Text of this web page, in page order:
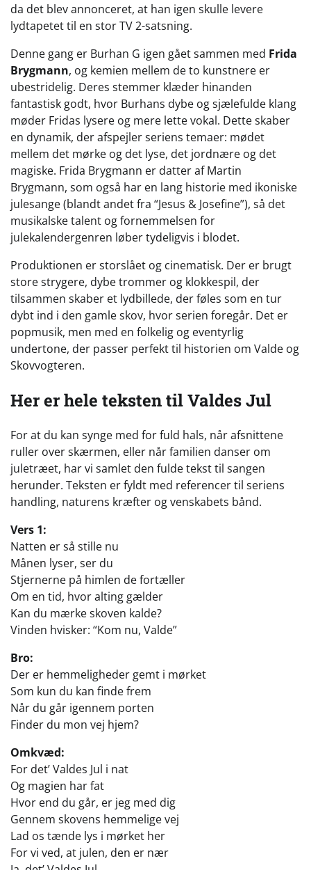
da det blev annonceret, at han igen skulle levere
lydtapetet til en stor TV 2-satsning.
Denne gang er Burhan G igen gået sammen med Frida
Brygmann, og kemien mellem de to kunstnere er
ubestridelig. Deres stemmer klæder hinanden
fantastisk godt, hvor Burhans dybe og sjælefulde klang
møder Fridas lysere og mere lette vokal. Dette skaber
en dynamik, der afspejler seriens temaer: mødet
mellem det mørke og det lyse, det jordnære og det
magiske. Frida Brygmann er datter af Martin
Brygmann, som også har en lang historie med ikoniske
julesange (blandt andet fra “Jesus & Josefine”), så det
musikalske talent og fornemmelsen for
julekalendergenren løber tydeligvis i blodet.
Produktionen er storslået og cinematisk. Der er brugt
store strygere, dybe trommer og klokkespil, der
tilsammen skaber et lydbillede, der føles som en tur
dybt ind i den gamle skov, hvor serien foregår. Det er
popmusik, men med en folkelig og eventyrlig
undertone, der passer perfekt til historien om Valde og
Skovvogteren.
Her er hele teksten til Valdes Jul
For at du kan synge med for fuld hals, når afsnittene
ruller over skærmen, eller når familien danser om
juletræet, har vi samlet den fulde tekst til sangen
herunder. Teksten er fyldt med referencer til seriens
handling, naturens kræfter og venskabets bånd.
Vers 1:
Natten er så stille nu
Månen lyser, ser du
Stjernerne på himlen de fortæller
Om en tid, hvor alting gælder
Kan du mærke skoven kalde?
Vinden hvisker: “Kom nu, Valde”
Bro:
Der er hemmeligheder gemt i mørket
Som kun du kan finde frem
Når du går igennem porten
Finder du mon vej hjem?
Omkvæd:
For det’ Valdes Jul i nat
Og magien har fat
Hvor end du går, er jeg med dig
Gennem skovens hemmelige vej
Lad os tænde lys i mørket her
For vi ved, at julen, den er nær